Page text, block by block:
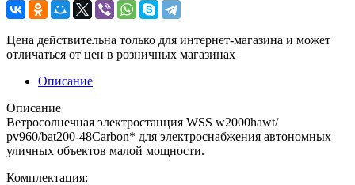
Цена действительна только для интернет-магазина и может
отличаться от цен в розничных магазинах
Описание
Описание
Ветросолнечная электростанция WSS w2000hawt/
pv960/bat200-48Carbon* для электроснабжения автономных
уличных объектов малой мощности.
Комплектация: